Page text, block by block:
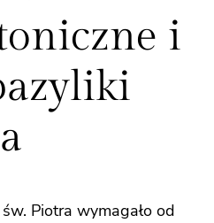
i
Piotra wymagało od